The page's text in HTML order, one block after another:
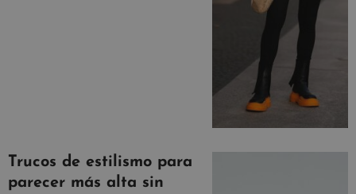
Trucos de estilismo para
parecer más alta sin